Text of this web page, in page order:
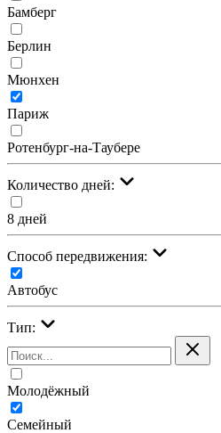
Бамберг
Берлин
Мюнхен
Париж
Ротенбург-на-Таубере
Количество дней:
8 дней
Cпособ передвижения:
Автобус
Тип:
Молодёжный
Семейный